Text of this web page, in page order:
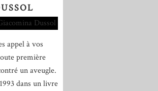
appel à vos
première
un aveugle.
dans un livre